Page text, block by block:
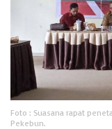
Foto : Suasana rapat
Pekebun.